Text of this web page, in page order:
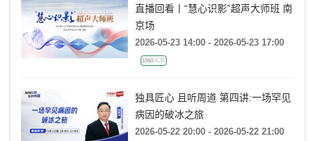
直播回看丨“慧心识影”超声大师班 南
京场
2026-05-23 14:00 - 2026-05-23 17:00
1560人次
独具匠心 且听周道 第四讲:一场罕见
病因的破冰之旅
2026-05-22 20:00 - 2026-05-22 21:00